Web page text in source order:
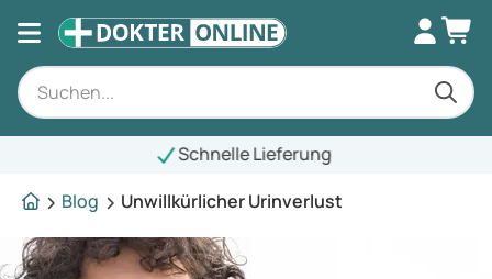
Blog
Unwillkürlicher Urinverlust